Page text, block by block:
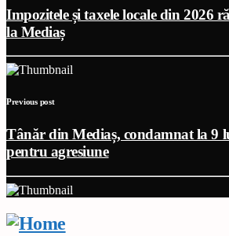
Impozitele și taxele locale din 2026
la Mediaș
Previous post
Tânăr din Mediaș, condamnat la 9
pentru agresiune